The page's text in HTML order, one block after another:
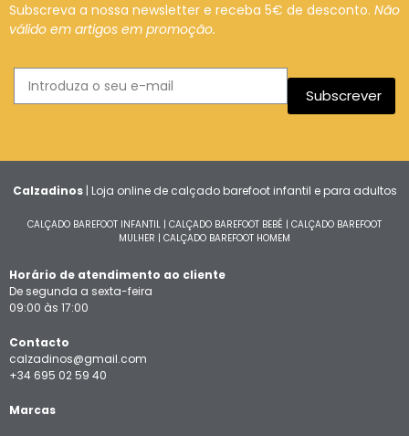
Subscreva a nossa newsletter e receba 5€ de desconto. Não
válido em artigos em promoção.
Subscrever
Calzadinos| Loja online de calçado barefoot infantil e para adultos
CALÇADO BAREFOOT INFANTIL | CALÇADO BAREFOOT BEBÉ | CALÇADO BAREFOOT
MULHER | CALÇADO BAREFOOT HOMEM
Horário de atendimento ao cliente
De segunda a sexta-feira
09:00 às 17:00
Contacto
calzadinos@gmail.com
+34 695 02 59 40
Marcas